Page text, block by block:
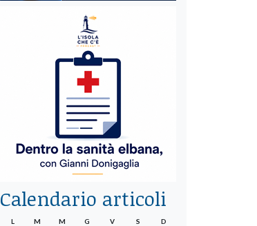
Calendario articoli
L M M G V S D